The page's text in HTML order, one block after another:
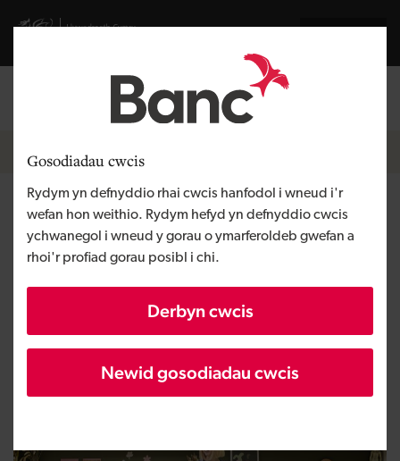
Gosodiadau cwcis
Rydym yn defnyddio rhai cwcis hanfodol i wneud i'r
wefan hon weithio. Rydym hefyd yn defnyddio cwcis
ychwanegol i wneud y gorau o ymarferoldeb gwefan a
rhoi'r profiad gorau posibl i chi.
Derbyn cwcis
Newid gosodiadau cwcis
Visit gov.wales website
Mewngofnodi
Breadcrumb
Hafan
Maggie Cross Jewellery
Rhanbarth Gorllewin Cymru
Tyfu busnes
Maint BBaCh
Hyd at £10,000